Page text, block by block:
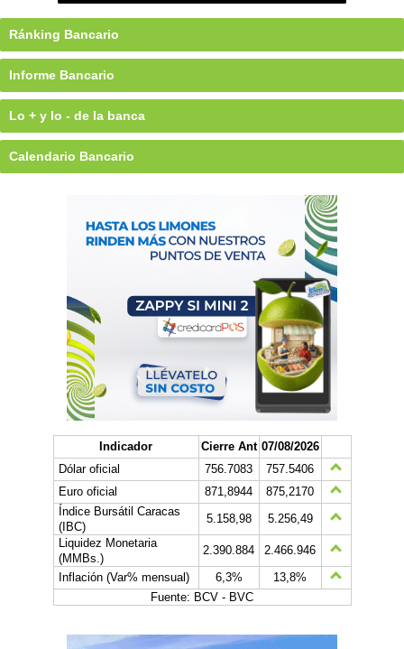
Ránking Bancario
Informe Bancario
Lo + y lo - de la banca
Calendario Bancario
Indicador Cierre Ant 07/08/2026
Dólar oficial
756.7083
757.5406
Euro oficial
871,8944
875,2170
Índice Bursátil Caracas
(IBC)
5.158,98
5.256,49
Liquidez Monetaria
(MMBs.)
2.390.884
2.466.946
Inflación (Var% mensual)
6,3%
13,8%
Fuente: BCV - BVC